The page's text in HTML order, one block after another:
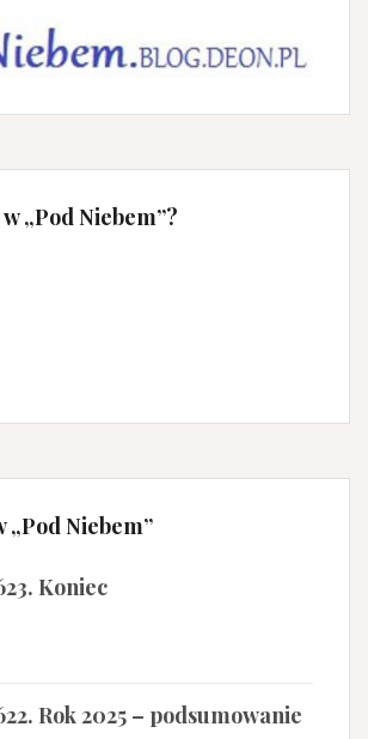
„Pod Niebem”?
„Pod Niebem”
Koniec
Rok 2025 – podsumowanie